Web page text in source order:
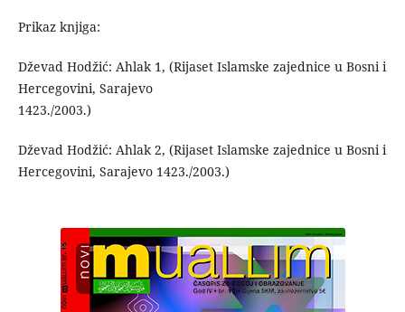
Prikaz knjiga:
Dževad Hodžić: Ahlak 1, (Rijaset Islamske zajednice u Bosni i
Hercegovini, Sarajevo
1423./2003.)
Dževad Hodžić: Ahlak 2, (Rijaset Islamske zajednice u Bosni i
Hercegovini, Sarajevo 1423./2003.)